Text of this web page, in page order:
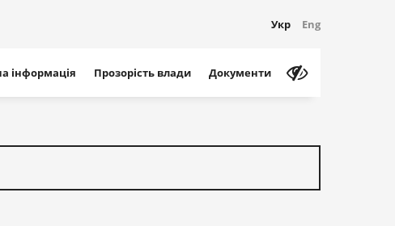
Укр Eng
інформація Прозорість влади Документи